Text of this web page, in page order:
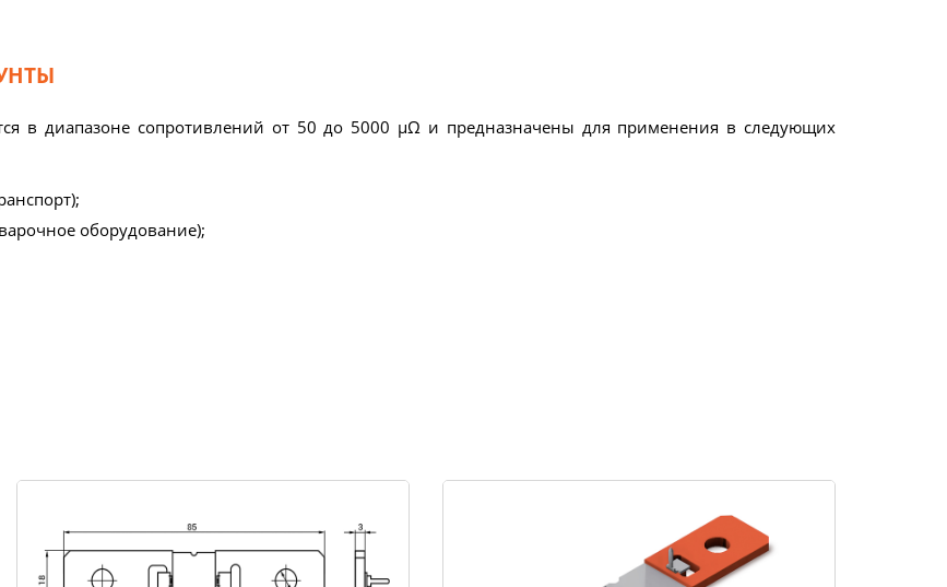
в диапазоне сопротивлений от 50 до 5000 μΩ и предназначены для применения в следующих
оборудование);